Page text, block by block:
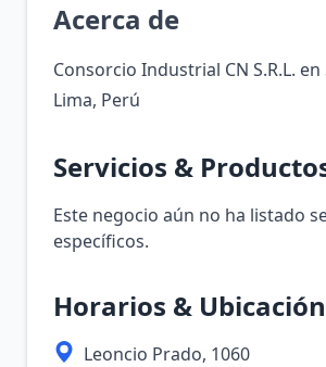
Acerca de
Consorcio Industrial CN S.R.L.
Lima, Perú
Servicios &
Este negocio aún no ha listado
específicos.
Horarios & Ubicación
Leoncio Prado, 1060